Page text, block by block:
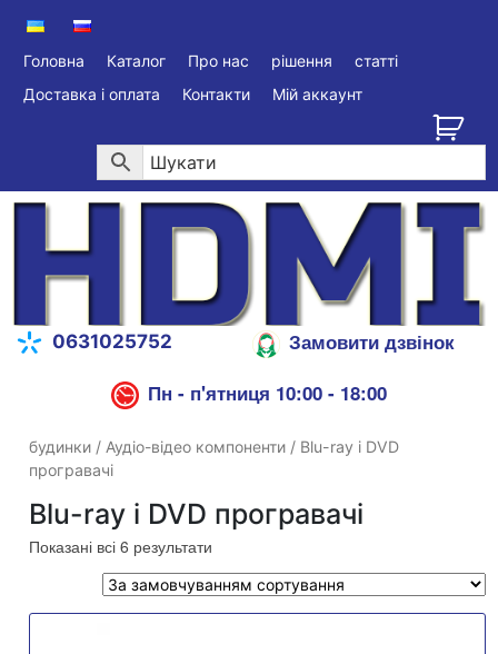
Головна Каталог Про нас рішення
статті
Доставка і оплата
Контакти Мій аккаунт
0631025752
Замовити дзвінок
Пн - п'ятниця 10:00 - 18:00
будинки / Аудіо-відео компоненти / Blu-ray і DVD
програвачі
Blu-ray і DVD програвачі
Показані всі 6 результати